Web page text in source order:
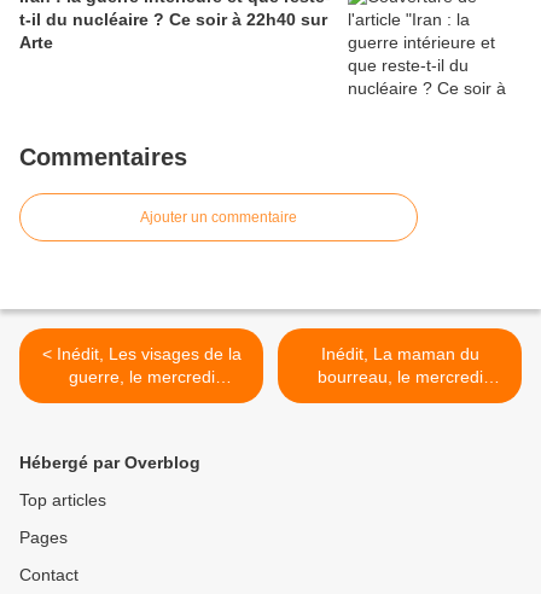
t-il du nucléaire ? Ce soir à 22h40 sur
Arte
Commentaires
Ajouter un commentaire
< Inédit, Les visages de la
guerre, le mercredi
18/02/2026 à 22h45 sur
Inédit, La maman du
bourreau, le mercredi
18/02/2026 à 21h10 sur
Hébergé par Overblog
Top articles
Pages
Contact